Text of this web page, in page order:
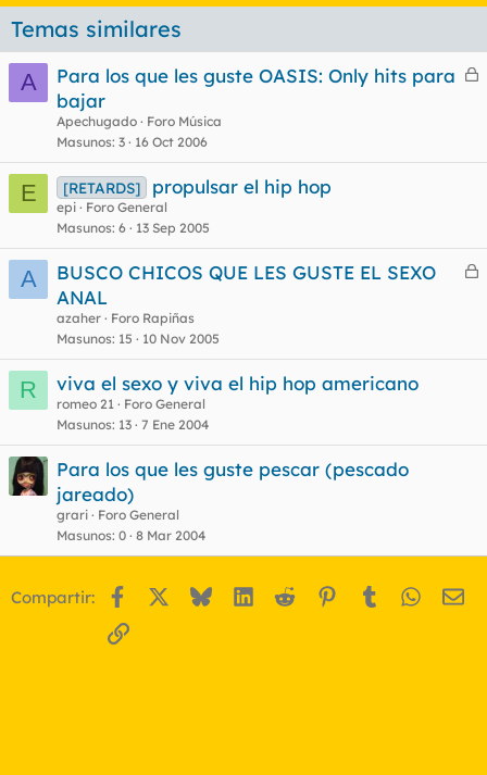
Temas similares
A
C
a
Para los que les guste OASIS: Only hits para
bajar
Apechugado
Foro Música
Masunos 3 16 Oct 2006
E [RETARDS] propulsar el hip hop
epi
Foro General
Masunos 6 13 Sep 2005
A
C
a
BUSCO CHICOS QUE LES GUSTE EL SEXO
ANAL
azaher
Foro Rapiñas
Masunos 15 10 Nov 2005
R viva el sexo y viva el hip hop americano
romeo 21
Foro General
Masunos 13 7 Ene 2004
Para los que les guste pescar (pescado
jareado)
grari
Foro General
Masunos 0 8 Mar 2004
Compartir: Facebook BlueskyLinkedIn
Reddit Pinterest
Tumblr
Enlace